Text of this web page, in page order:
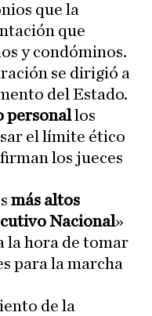
que la
que
y condóminos.
se dirigió a
del Estado.
personallos
el límite ético
los jueces
más altos
Nacional»
la hora de tomar
para la marcha
de la